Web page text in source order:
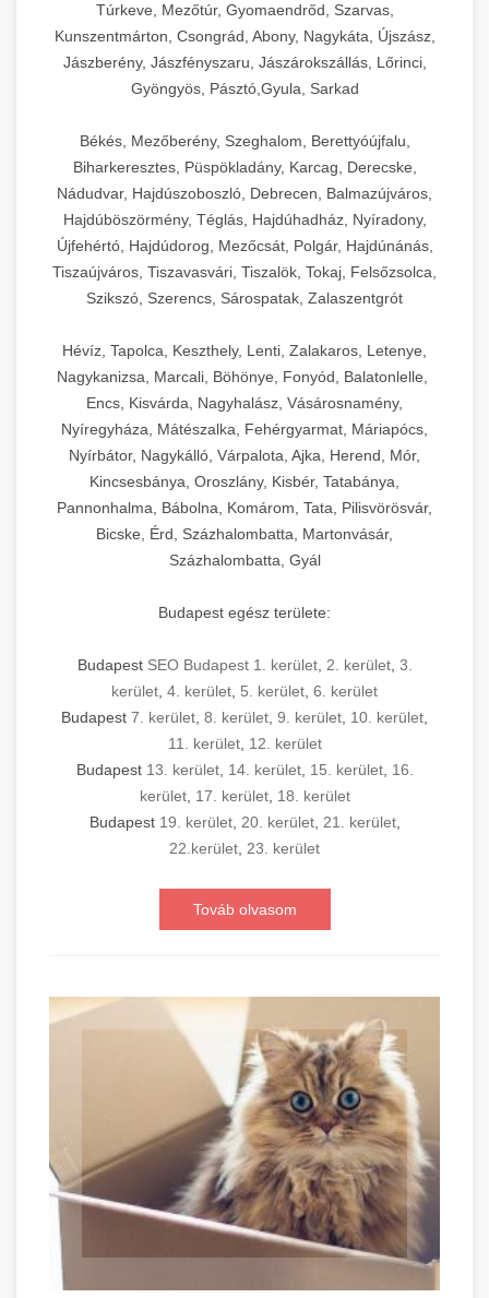
Túrkeve, Mezőtúr, Gyomaendrőd, Szarvas,
Kunszentmárton, Csongrád, Abony, Nagykáta, Újszász,
Jászberény, Jászfényszaru, Jászárokszállás, Lőrinci,
Gyöngyös, Pásztó,Gyula, Sarkad
Békés, Mezőberény, Szeghalom, Berettyóújfalu,
Biharkeresztes, Püspökladány, Karcag, Derecske,
Nádudvar, Hajdúszoboszló, Debrecen, Balmazújváros,
Hajdúböszörmény, Téglás, Hajdúhadház, Nyíradony,
Újfehértó, Hajdúdorog, Mezőcsát, Polgár, Hajdúnánás,
Tiszaújváros, Tiszavasvári, Tiszalök, Tokaj, Felsőzsolca,
Szikszó, Szerencs, Sárospatak, Zalaszentgrót
Hévíz, Tapolca, Keszthely, Lenti, Zalakaros, Letenye,
Nagykanizsa, Marcali, Böhönye, Fonyód, Balatonlelle,
Encs, Kisvárda, Nagyhalász, Vásárosnamény,
Nyíregyháza, Mátészalka, Fehérgyarmat, Máriapócs,
Nyírbátor, Nagykálló, Várpalota, Ajka, Herend, Mór,
Kincsesbánya, Oroszlány, Kisbér, Tatabánya,
Pannonhalma, Bábolna, Komárom, Tata, Pilisvörösvár,
Bicske, Érd, Százhalombatta, Martonvásár,
Százhalombatta, Gyál
Budapest egész területe:
Budapest SEO Budapest 1. kerület, 2. kerület, 3.
kerület, 4. kerület, 5. kerület, 6. kerület
Budapest 7. kerület, 8. kerület, 9. kerület, 10. kerület,
11. kerület, 12. kerület
Budapest 13. kerület, 14. kerület, 15. kerület, 16.
kerület, 17. kerület, 18. kerület
Budapest 19. kerület, 20. kerület, 21. kerület,
22.kerület, 23. kerület
Továb olvasom